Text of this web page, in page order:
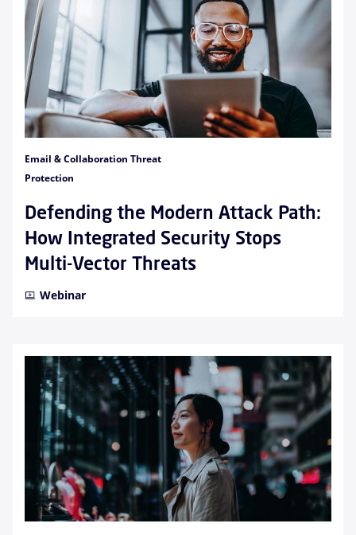
Email & Collaboration Threat
Protection
Defending the Modern Attack Path:
How Integrated Security Stops
Multi-Vector Threats
Webinar